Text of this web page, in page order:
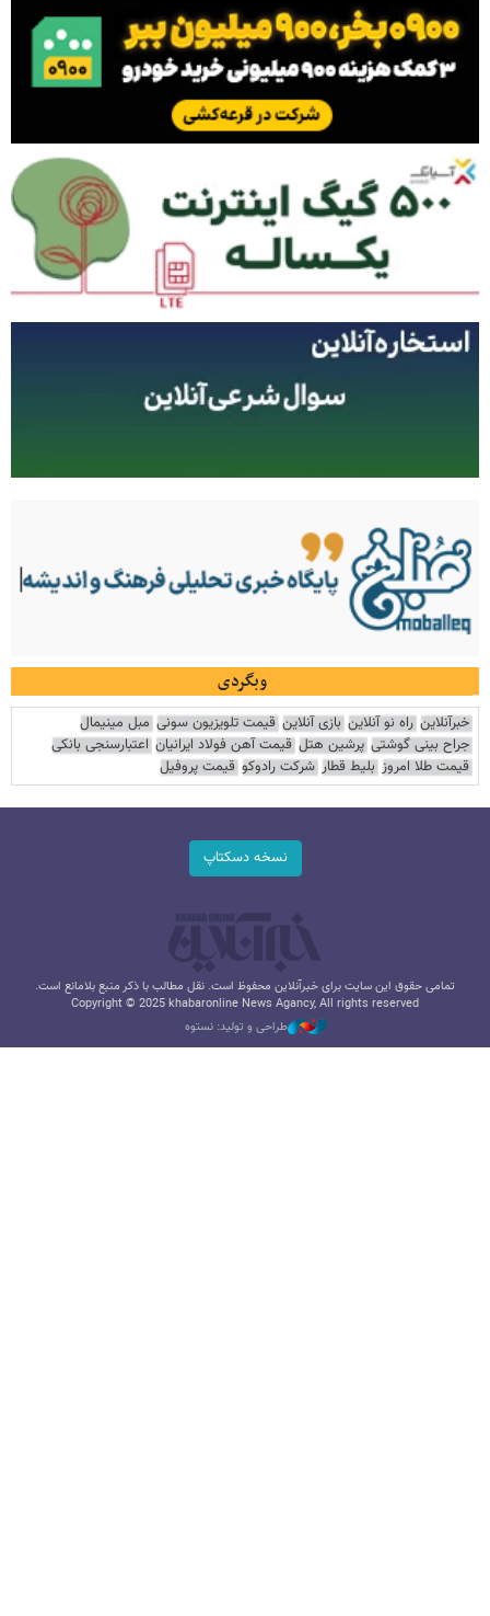
وبگردی
خبرآنلاین راه نو آنلاین بازی آنلاین قیمت تلویزیون سونی مبل مینیمال
جراح بینی گوشتی پرشین هتل قیمت آهن فولاد ایرانیان اعتبارسنجی بانکی
قیمت طلا امروز بلیط قطار شرکت رادوکو قیمت پروفیل
نسخه دسکتاپ
تمامی حقوق این سایت برای خبرآنلاین محفوظ است. نقل مطالب با ذکر منبع بلامانع است.
Copyright © 2025 khabaronline News Agancy, All rights reserved
طراحی و تولید: نستوه